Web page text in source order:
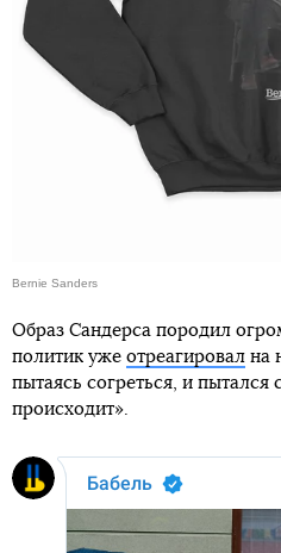
Bernie Sanders
Образ Сандерса породил
политик уже отреагировал на
пытаясь согреться, и пытался
происходит».